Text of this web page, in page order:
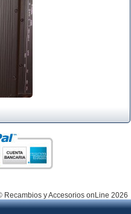
Recambios y Accesorios onLine 2026